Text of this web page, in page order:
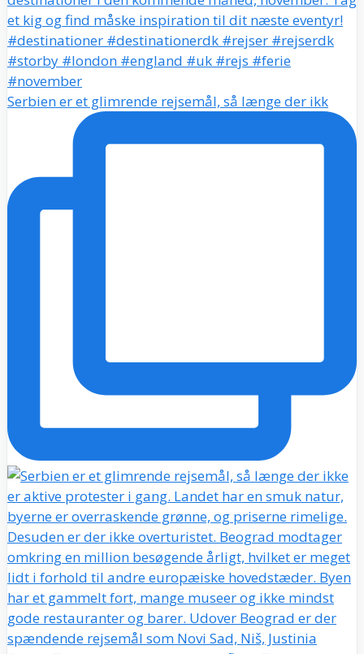
Serbien er et glimrende rejsemål, så længe der ikk